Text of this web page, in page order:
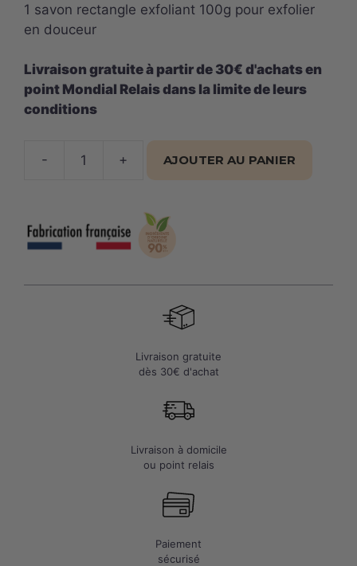
1 savon rectangle exfoliant 100g pour exfolier
en douceur
Livraison gratuite à partir de 30€ d'achats en
point Mondial Relais dans la limite de leurs
conditions
-
quantité
Beauté
enchantée
Abricot
+ AJOUTER AU PANIER
Livraison gratuite
dès 30€ d'achat
Livraison à domicile
ou point relais
Paiement
sécurisé